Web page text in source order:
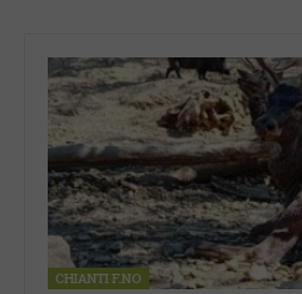
CHIANTI F.NO